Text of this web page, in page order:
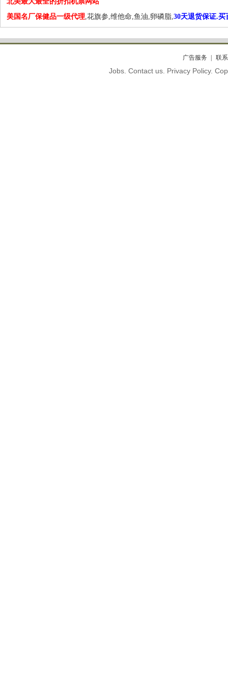
美国名厂保健品一级代理,花旗参,维他命,鱼油,卵磷脂,30天退货保证.买
广告服务 联
Jobs. Contact us. Privacy Policy.